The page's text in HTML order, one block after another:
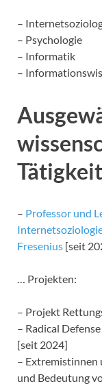
–
– Psychologie
– Informatik
–
– Professor und
Fresenius [seit
… Projekten:
– Projekt
– Radical
[seit 2024]
– Extremistinnen
und Bedeutung